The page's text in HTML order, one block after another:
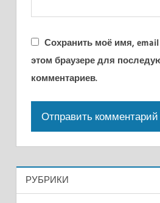
Сохранить моё имя,
этом браузере для
комментариев.
РУБРИКИ